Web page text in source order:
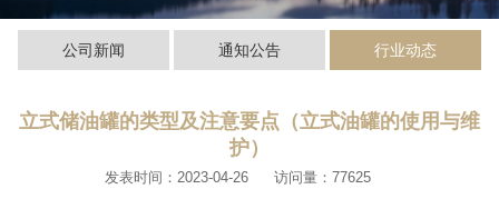
公司新闻 通知公告 行业动态
立式储油罐的类型及注意要点（立式油罐的使用与维
护）
发表时间：2023-04-26 访问量：77625